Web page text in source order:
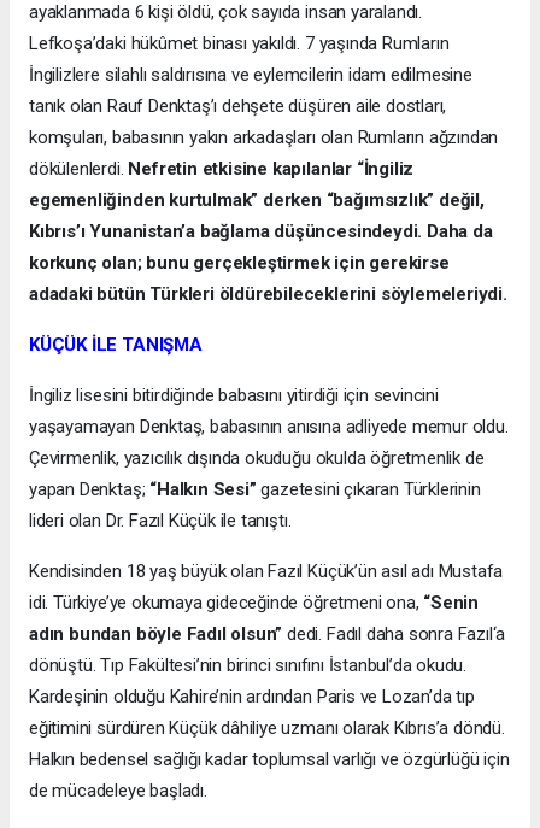
ayaklanmada 6 kişi öldü, çok sayıda insan yaralandı.
Lefkoşa’daki hükûmet binası yakıldı. 7 yaşında Rumların
İngilizlere silahlı saldırısına ve eylemcilerin idam edilmesine
tanık olan Rauf Denktaş’ı dehşete düşüren aile dostları,
komşuları, babasının yakın arkadaşları olan Rumların ağzından
dökülenlerdi. Nefretin etkisine kapılanlar “İngiliz
egemenliğinden kurtulmak” derken “bağımsızlık” değil,
Kıbrıs’ı Yunanistan’a bağlama düşüncesindeydi. Daha da
korkunç olan; bunu gerçekleştirmek için gerekirse
adadaki bütün Türkleri öldürebileceklerini söylemeleriydi.
KÜÇÜK İLE TANIŞMA
İngiliz lisesini bitirdiğinde babasını yitirdiği için sevincini
yaşayamayan Denktaş, babasının anısına adliyede memur oldu.
Çevirmenlik, yazıcılık dışında okuduğu okulda öğretmenlik de
yapan Denktaş; “Halkın Sesi”gazetesini çıkaran Türklerinin
lideri olan Dr. Fazıl Küçük ile tanıştı.
Kendisinden 18 yaş büyük olan Fazıl Küçük’ün asıl adı Mustafa
idi. Türkiye’ye okumaya gideceğinde öğretmeni ona, “Senin
adın bundan böyle Fadıl olsun” dedi. Fadıl daha sonra Fazıl‘a
dönüştü. Tıp Fakültesi’nin birinci sınıfını İstanbul’da okudu.
Kardeşinin olduğu Kahire’nin ardından Paris ve Lozan’da tıp
eğitimini sürdüren Küçük dâhiliye uzmanı olarak Kıbrıs’a döndü.
Halkın bedensel sağlığı kadar toplumsal varlığı ve özgürlüğü için
de mücadeleye başladı.